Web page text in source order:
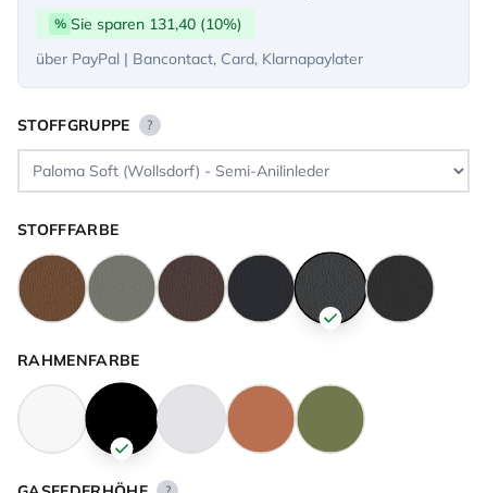
% Sie sparen 131,40 (10%)
über PayPal | Bancontact, Card, Klarnapaylater
STOFFGRUPPE ?
STOFFFARBE
RAHMENFARBE